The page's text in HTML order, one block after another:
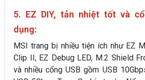
5. EZ DIY, tản nhiệt tốt và
dụng:
MSI trang bị nhiều tiện ích như EZ
Clip II, EZ Debug LED, M.2 Shield
và nhiều cổng USB gồm USB